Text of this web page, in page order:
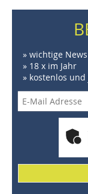
» wichtige
» 18 x im Jahr
» kostenlos